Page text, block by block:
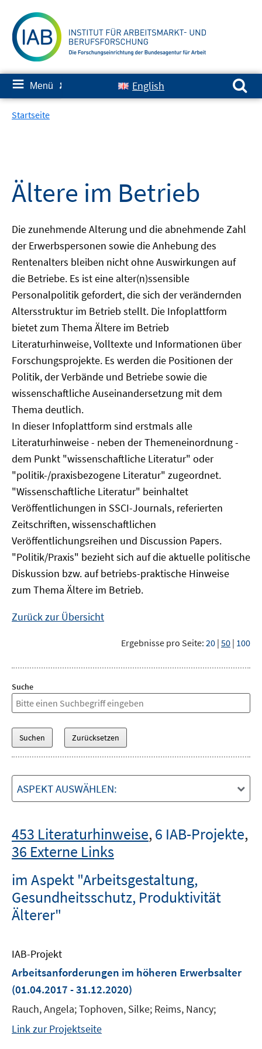
zum
Inhalt
≡ Menü ✘ English
Suchen nach:
Startseite
Ältere im Betrieb
Die zunehmende Alterung und die abnehmende Zahl
der Erwerbspersonen sowie die Anhebung des
Rentenalters bleiben nicht ohne Auswirkungen auf
die Betriebe. Es ist eine alter(n)ssensible
Personalpolitik gefordert, die sich der verändernden
Altersstruktur im Betrieb stellt. Die Infoplattform
bietet zum Thema Ältere im Betrieb
Literaturhinweise, Volltexte und Informationen über
Forschungsprojekte. Es werden die Positionen der
Politik, der Verbände und Betriebe sowie die
wissenschaftliche Auseinandersetzung mit dem
Thema deutlich.
In dieser Infoplattform sind erstmals alle
Literaturhinweise - neben der Themeneinordnung -
dem Punkt "wissenschaftliche Literatur" oder
"politik-/praxisbezogene Literatur" zugeordnet.
"Wissenschaftliche Literatur" beinhaltet
Veröffentlichungen in SSCI-Journals, referierten
Zeitschriften, wissenschaftlichen
Veröffentlichungsreihen und Discussion Papers.
"Politik/Praxis" bezieht sich auf die aktuelle politische
Diskussion bzw. auf betriebs-praktische Hinweise
zum Thema Ältere im Betrieb.
Zurück zur Übersicht
Ergebnisse pro Seite: 20 | 50 | 100
Suche
ASPEKT AUSWÄHLEN:
453 Literaturhinweise,6 IAB-Projekte,
36 Externe Links
im Aspekt "Arbeitsgestaltung,
Gesundheitsschutz, Produktivität
Älterer"
IAB-Projekt
Arbeitsanforderungen im höheren Erwerbsalter
(01.04.2017 - 31.12.2020)
Rauch, Angela; Tophoven, Silke; Reims, Nancy;
Link zur Projektseite